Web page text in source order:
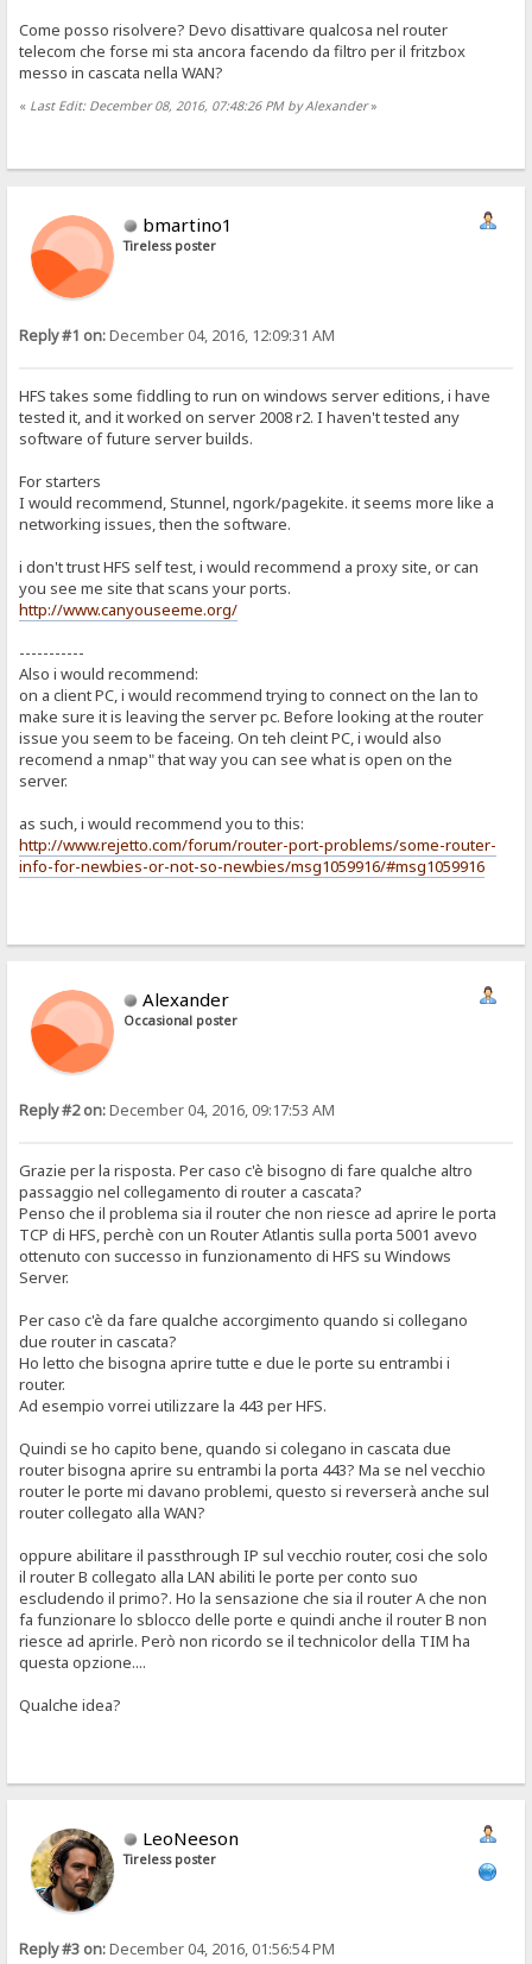
Come posso risolvere? Devo disattivare qualcosa nel router
telecom che forse mi sta ancora facendo da filtro per il fritzbox
messo in cascata nella WAN?
« Last Edit: December 08, 2016, 07:48:26 PM by Alexander»
bmartino1
Tireless poster
Reply #1 on:December 04, 2016, 12:09:31 AM
HFS takes some fiddling to run on windows server editions, i have
tested it, and it worked on server 2008 r2. I haven't tested any
software of future server builds.
For starters
I would recommend, Stunnel, ngork/pagekite. it seems more like a
networking issues, then the software.
i don't trust HFS self test, i would recommend a proxy site, or can
you see me site that scans your ports.
http://www.canyouseeme.org/
-----------
Also i would recommend:
on a client PC, i would recommend trying to connect on the lan to
make sure it is leaving the server pc. Before looking at the router
issue you seem to be faceing. On teh cleint PC, i would also
recomend a nmap" that way you can see what is open on the
server.
as such, i would recommend you to this:
http://www.rejetto.com/forum/router-port-problems/some-router-
info-for-newbies-or-not-so-newbies/msg1059916/#msg1059916
Alexander
Occasional poster
Reply #2 on:December 04, 2016, 09:17:53 AM
Grazie per la risposta. Per caso c'è bisogno di fare qualche altro
passaggio nel collegamento di router a cascata?
Penso che il problema sia il router che non riesce ad aprire le porta
TCP di HFS, perchè con un Router Atlantis sulla porta 5001 avevo
ottenuto con successo in funzionamento di HFS su Windows
Server.
Per caso c'è da fare qualche accorgimento quando si collegano
due router in cascata?
Ho letto che bisogna aprire tutte e due le porte su entrambi i
router.
Ad esempio vorrei utilizzare la 443 per HFS.
Quindi se ho capito bene, quando si colegano in cascata due
router bisogna aprire su entrambi la porta 443? Ma se nel vecchio
router le porte mi davano problemi, questo si reverserà anche sul
router collegato alla WAN?
oppure abilitare il passthrough IP sul vecchio router, cosi che solo
il router B collegato alla LAN abiliti le porte per conto suo
escludendo il primo?. Ho la sensazione che sia il router A che non
fa funzionare lo sblocco delle porte e quindi anche il router B non
riesce ad aprirle. Però non ricordo se il technicolor della TIM ha
questa opzione....
Qualche idea?
LeoNeeson
Tireless poster
Reply #3 on:December 04, 2016, 01:56:54 PM